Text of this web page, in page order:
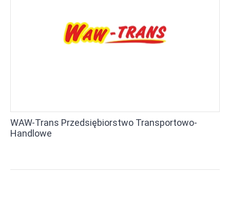
WAW-Trans Przedsiębiorstwo Transportowo-
Handlowe